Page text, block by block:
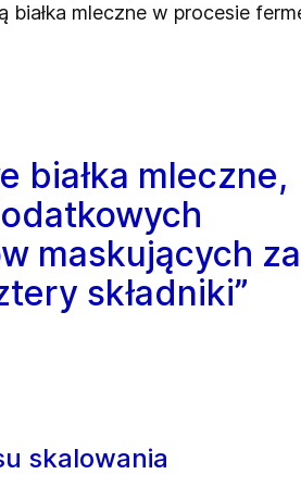
mleczne w procesie
białka mleczne,
maskujących
składniki”
skalowania